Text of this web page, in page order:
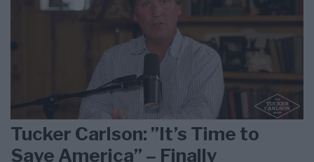
Tucker Carlson: ”It’s Time to
Save America” – Finally